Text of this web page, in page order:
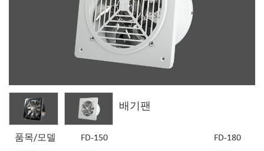
배기팬
품목/모델 FD-150
FD-180